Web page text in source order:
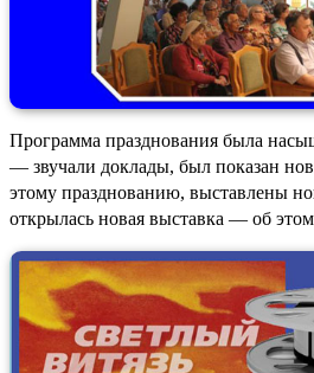
Программа празднования была
— звучали доклады, был показан
этому празднованию, выставлены
открылась новая выставка — об